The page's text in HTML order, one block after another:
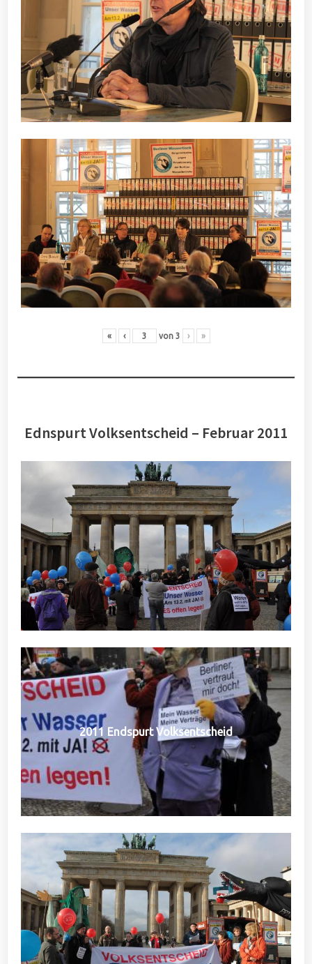
« ‹ von 3 › »
Ednspurt Volksentscheid – Februar 2011
2011 Endspurt Volksentscheid